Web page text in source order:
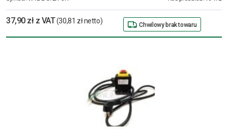
37,90 zł z VAT(30,81 zł netto) Chwilowy brak towaru